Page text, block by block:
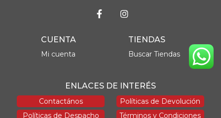
CUENTA
Mi cuenta
TIENDAS
Buscar Tiendas
ENLACES DE INTERÉS
Contactános
Políticas de Devolución
Políticas de Despacho
Términos y Condiciones